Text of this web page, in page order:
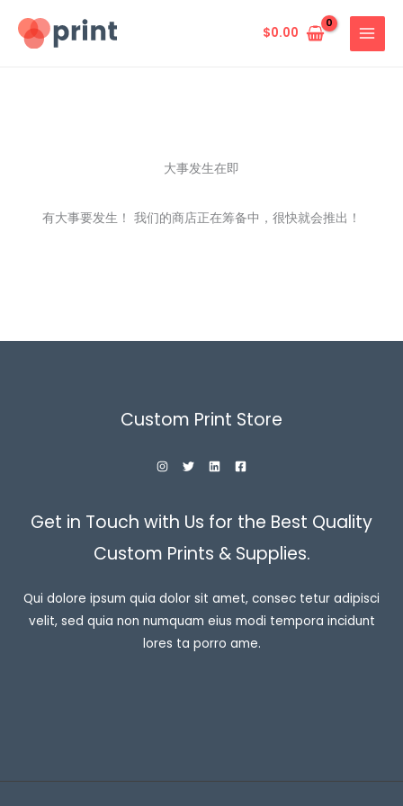
$0.00
大事发生在即
有大事要发生！ 我们的商店正在筹备中，很快就会推出！
Custom Print Store
Get in Touch with Us for the Best Quality
Custom Prints & Supplies.
Qui dolore ipsum quia dolor sit amet, consec tetur adipisci
velit, sed quia non numquam eius modi tempora incidunt
lores ta porro ame.